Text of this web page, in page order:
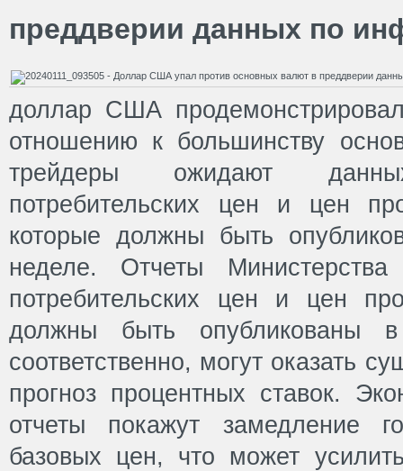
преддверии данных по
доллар США
отношению к большинству
трейдеры ожидают
потребительских цен и цен
которые должны быть
неделе. Отчеты
потребительских цен и цен
должны быть опубликованы
соответственно, могут оказать
прогноз процентных ставок.
отчеты покажут замедление
базовых цен, что может